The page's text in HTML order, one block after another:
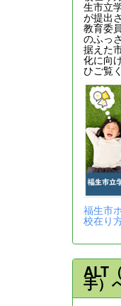
生市立
が提出
教育委
のふっ
据えた
化に向
ひご覧
福生市
校在り
ALT
手）